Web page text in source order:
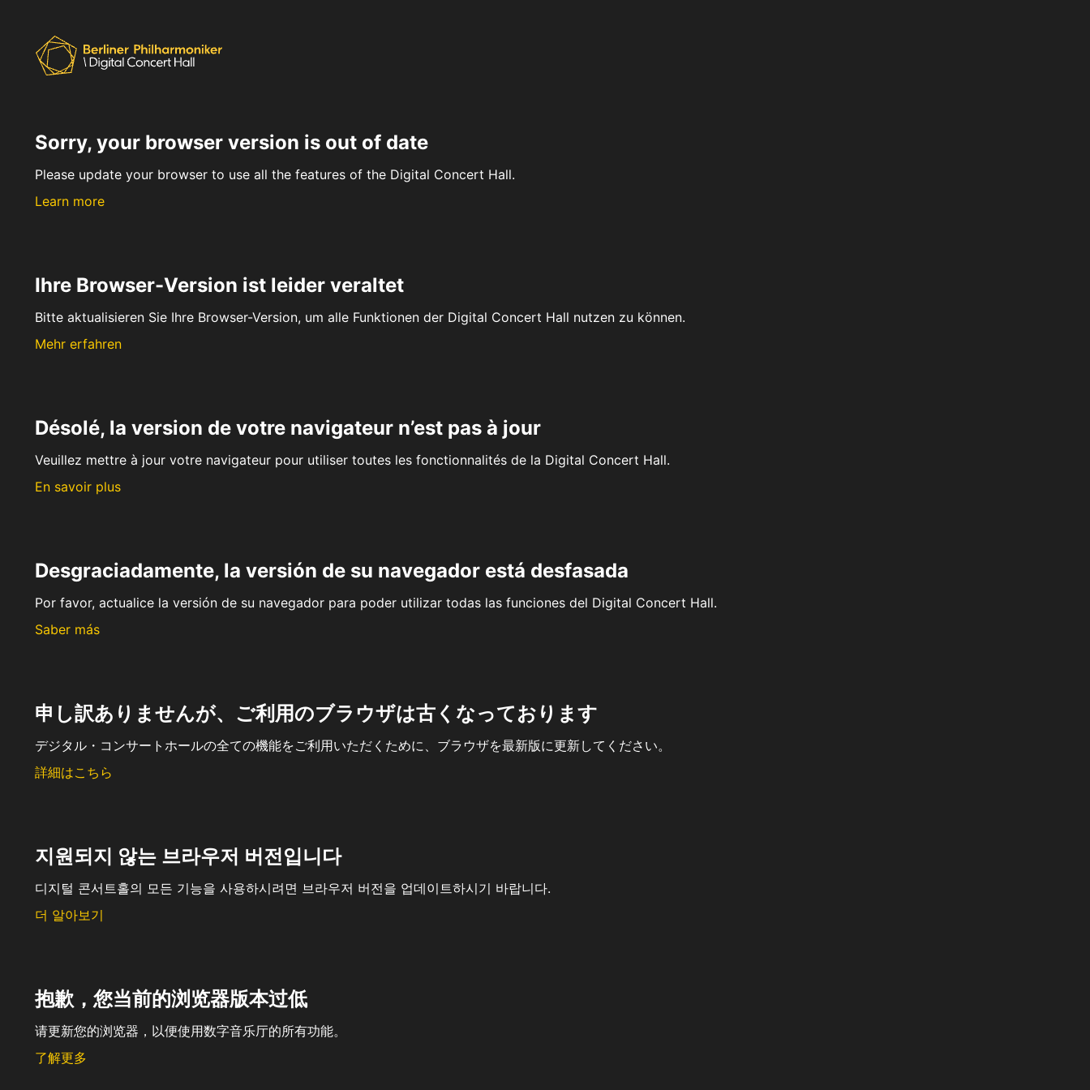
Sorry, your browser version is out of date
Please update your browser to use all the features of the Digital Concert Hall.
Learn more
Ihre Browser-Version ist leider veraltet
Bitte aktualisieren Sie Ihre Browser-Version, um alle Funktionen der Digital Concert Hall nutzen zu können.
Mehr erfahren
Désolé, la version de votre navigateur n’est pas à jour
Veuillez mettre à jour votre navigateur pour utiliser toutes les fonctionnalités de la Digital Concert Hall.
En savoir plus
Desgraciadamente, la versión de su navegador está desfasada
Por favor, actualice la versión de su navegador para poder utilizar todas las funciones del Digital Concert Hall.
Saber más
申し訳ありませんが、ご利用のブラウザは古くなっております
デジタル・コンサートホールの全ての機能をご利用いただくために、ブラウザを最新版に更新してください。
詳細はこちら
지원되지 않는 브라우저 버전입니다
디지털 콘서트홀의 모든 기능을 사용하시려면 브라우저 버전을 업데이트하시기 바랍니다.
더 알아보기
抱歉，您当前的浏览器版本过低
请更新您的浏览器，以便使用数字音乐厅的所有功能。
了解更多